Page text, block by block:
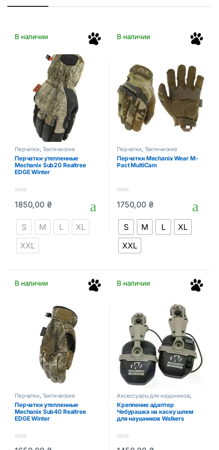
В наличии
Перчатки, Тактические
аксессуары
Перчатки утепленные
Mechanix Sub20 Realtree
EDGE Winter
o
t
f
5
1850,00 ₴
Этот товар имеет несколько вариаций. Опции можно
S M L
XL
XXL
В наличии
Перчатки, Тактические
аксессуары
Перчатки Mechanix Wear M-
Pact MultiCam
o
t
f
5
1750,00 ₴
Этот товар имеет несколько
S M L
XL
XXL
В наличии
Перчатки, Тактические
аксессуары
Перчатки утепленные
Mechanix Sub40 Realtree
EDGE Winter
0
В наличии
Аксессуары для наушников,
Тактические аксессуары
Крепление адаптер
Чебурашка на каску шлем
для наушников Walkers
0